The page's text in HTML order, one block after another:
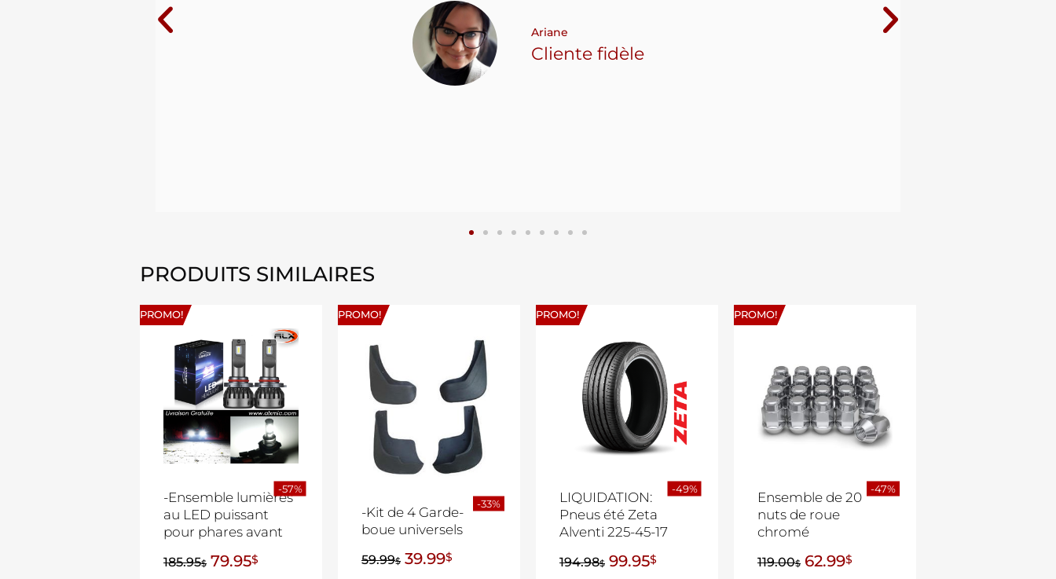
Ariane
Cliente fidèle
PRODUITS SIMILAIRES
PROMO!
-Ensemble lumières
au LED puissant
pour phares avant
185.95$ 79.95$
-57%
PROMO!
-Kit de 4 Garde-
boue universels
59.99$ 39.99$
-33%
PROMO!
LIQUIDATION:
Pneus été Zeta
Alventi 225-45-17
194.98$ 99.95$
-49%
PROMO!
Ensemble de 20
nuts de roue
chromé
119.00$ 62.99$
-47%